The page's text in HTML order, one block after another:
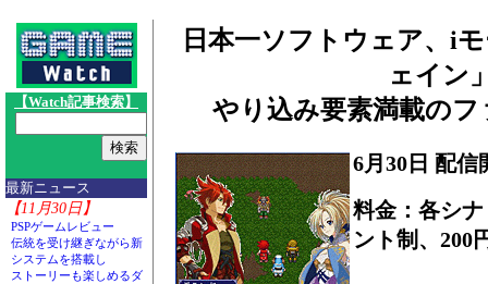
【Watch記事検索】
最新ニュース
【11月30日】
PSPゲームレビュー
伝統を受け継ぎながら新
システムを搭載し
ストーリーも楽しめるダ
日本一ソフトウェア、i
ェイン
やり込み要素満載の
6月30日 配信
料金：各シ
ント制、200